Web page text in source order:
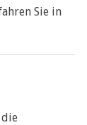
Sie in
die